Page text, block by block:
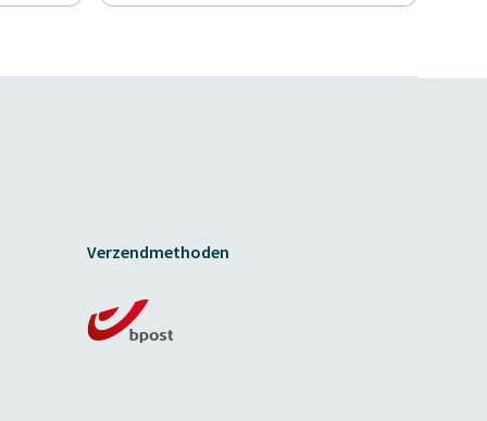
Verzendmethoden